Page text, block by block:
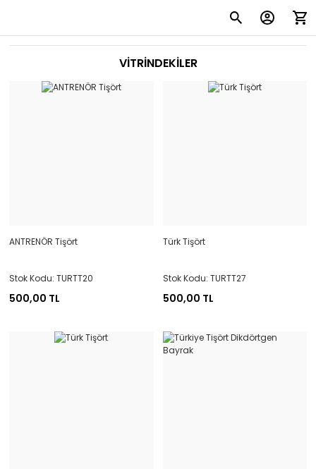
VİTRİNDEKİLER
ANTRENÖR Tişört
Stok Kodu: TURTT20
500,00 TL
Türk Tişört
Stok Kodu: TURTT27
500,00 TL